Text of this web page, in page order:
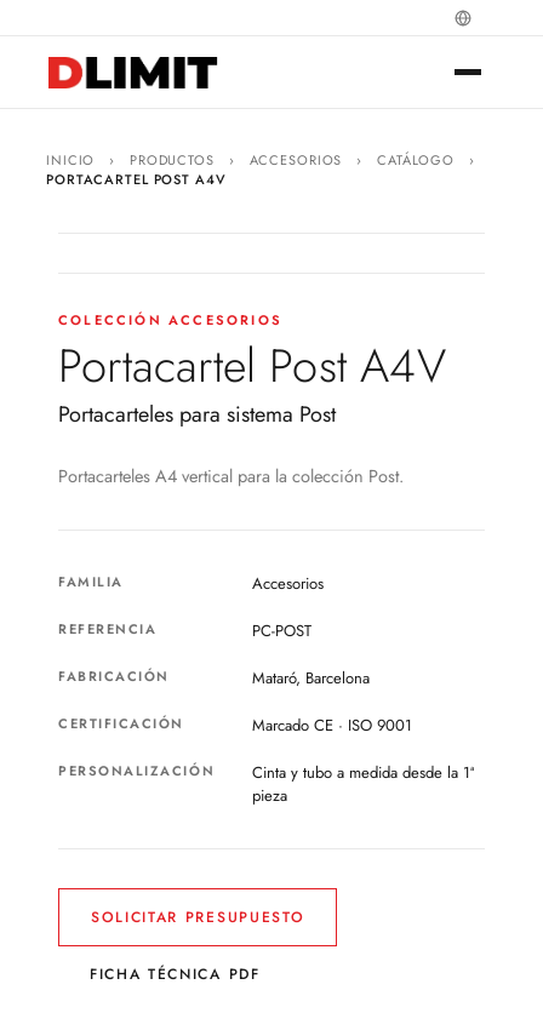
INICIO › PRODUCTOS › ACCESORIOS › CATÁLOGO
›
PORTACARTEL POST A4V
COLECCIÓN ACCESORIOS
Portacartel Post A4V
Portacarteles para sistema Post
Portacarteles A4 vertical para la colección Post.
FAMILIA Accesorios
REFERENCIA PC-POST
FABRICACIÓN Mataró, Barcelona
CERTIFICACIÓN Marcado CE · ISO 9001
PERSONALIZACIÓN
Cinta y tubo a medida desde la 1ª
pieza
SOLICITAR PRESUPUESTO
FICHA TÉCNICA PDF